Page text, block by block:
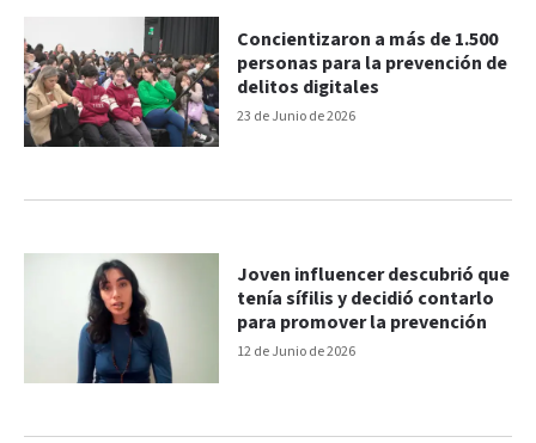
23 de Junio de 2026
Concientizaron a más de 1.500
personas para la prevención de
delitos digitales
12 de Junio de 2026
Joven influencer descubrió que
tenía sífilis y decidió contarlo
para promover la prevención